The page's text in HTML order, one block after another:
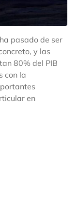
pasado de ser
y las
80% del PIB
con la
en